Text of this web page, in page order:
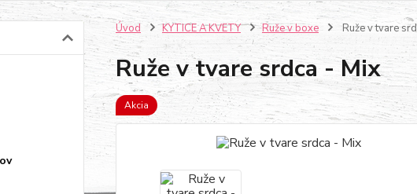
Úvod KYTICE A KVETY Ruže v boxe Ruže v tvare
Ruže v tvare srdca - Mix
Akcia